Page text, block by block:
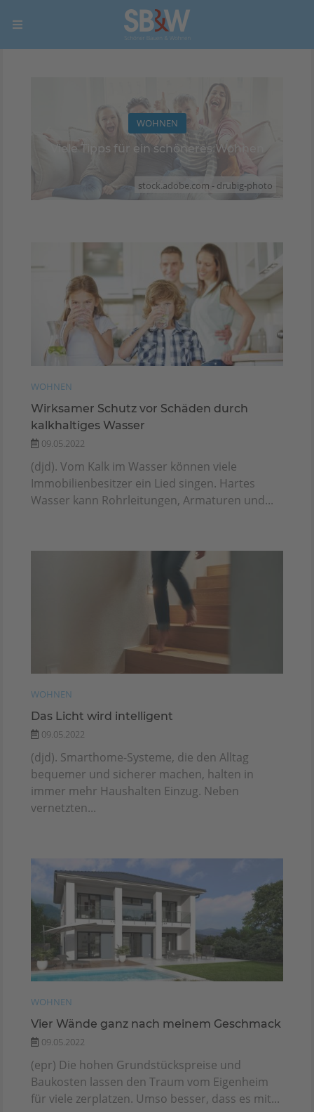
stock.adobe.com - drubig-photo
WOHNEN
Viele Tipps für ein schöneres Wohnen
WOHNEN
Wirksamer Schutz vor Schäden durch
kalkhaltiges Wasser
09.05.2022
(djd). Vom Kalk im Wasser können viele
Immobilienbesitzer ein Lied singen. Hartes
Wasser kann Rohrleitungen, Armaturen und...
WOHNEN
Das Licht wird intelligent
09.05.2022
(djd). Smarthome-Systeme, die den Alltag
bequemer und sicherer machen, halten in
immer mehr Haushalten Einzug. Neben
vernetzten...
WOHNEN
Vier Wände ganz nach meinem Geschmack
09.05.2022
(epr) Die hohen Grundstückspreise und
Baukosten lassen den Traum vom Eigenheim
für viele zerplatzen. Umso besser, dass es mit...